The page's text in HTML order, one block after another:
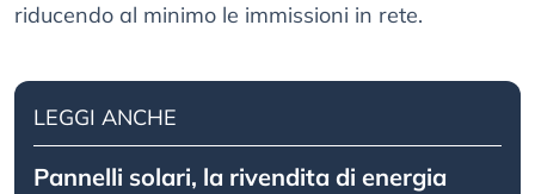
riducendo al minimo le immissioni in rete.
LEGGI ANCHE
Pannelli solari, la rivendita di energia